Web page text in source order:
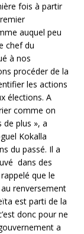
fois à partir
auquel peu
chef du
à nos
procéder de la
les actions
élections. A
comme on
plus », a
Kokalla
du passé. Il a
dans des
que le
renversement
est parti de la
donc pour ne
a